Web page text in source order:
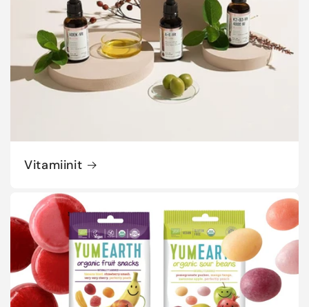
Vitamiinit